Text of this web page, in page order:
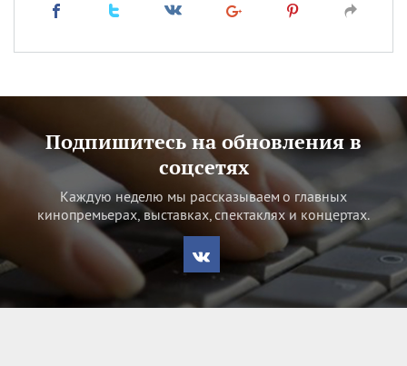
Подпишитесь на обновления в
соцсетях
Каждую неделю мы рассказываем о главных
кинопремьерах, выставках, спектаклях и концертах.